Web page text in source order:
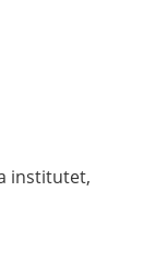
institutet,